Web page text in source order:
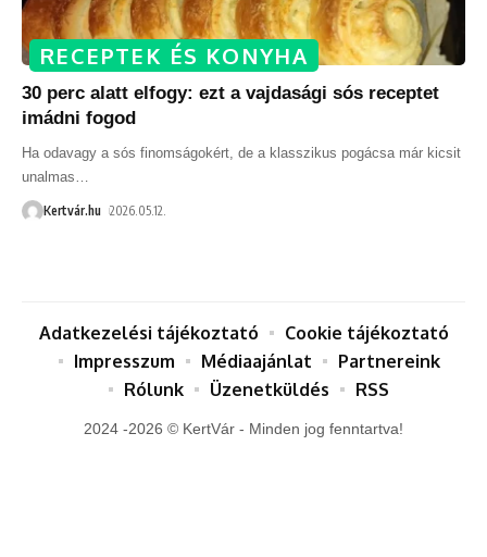
RECEPTEK ÉS KONYHA
30 perc alatt elfogy: ezt a vajdasági sós receptet
imádni fogod
Ha odavagy a sós finomságokért, de a klasszikus pogácsa már kicsit
unalmas
Kertvár.hu 2026.05.12.
2024 -2026 © KertVár - Minden jog fenntartva!
Adatkezelési tájékoztató
Cookie tájékoztató
Impresszum
Médiaajánlat
Partnereink
Rólunk
Üzenetküldés RSS